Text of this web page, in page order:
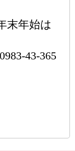
末年始は
43-365